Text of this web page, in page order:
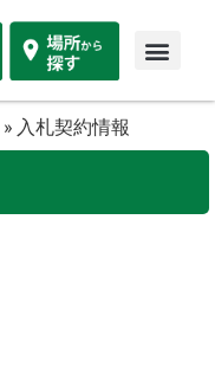
» 入札契約情報